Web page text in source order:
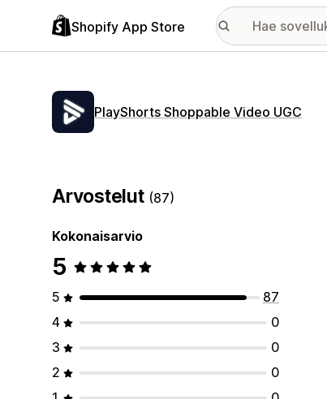
Shopify App Store
PlayShorts Shoppable Video UGC
Arvostelut (87)
Kokonaisarvio
5
5
87
4
0
3
0
2
0